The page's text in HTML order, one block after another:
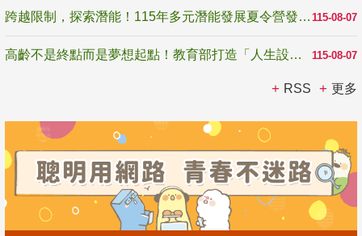
115-08-07
跨越限制，探索潛能！115年多元潛能發展夏令營發掘生命無限可能
115-08-07
高齡不是終點而是夢想起點！教育部打造「人生設計夢工場」 參展第3屆高齡健康產業博覽會
RSS 更多